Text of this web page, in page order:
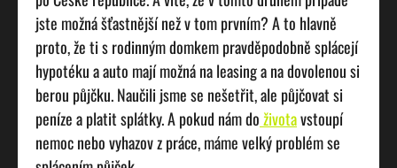
jste možná šťastnější než v tom prvním? A to hlavně
proto, že ti s rodinným domkem pravděpodobně splácejí
hypotéku a auto mají možná na leasing a na dovolenou si
berou půjčku. Naučili jsme se nešetřit, ale půjčovat si
peníze a platit splátky. A pokud nám doživotavstoupí
nemoc nebo vyhazov z práce, máme velký problém se